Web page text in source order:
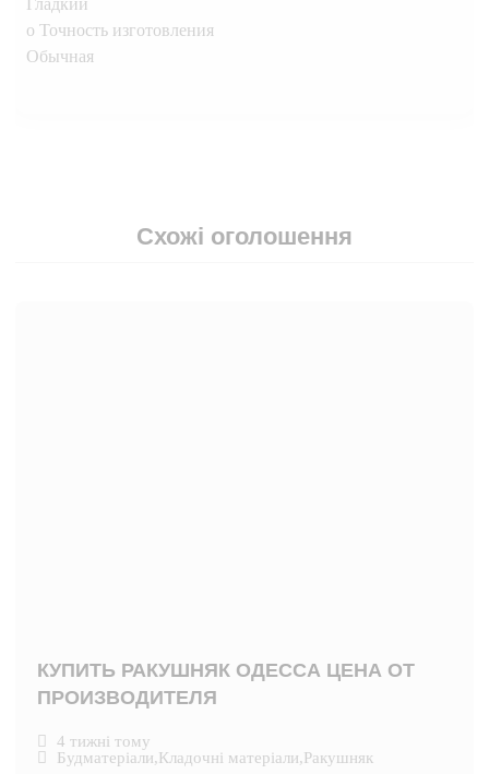
Гладкий
o Точность изготовления
Обычная
Схожі оголошення
КУПИТЬ РАКУШНЯК ОДЕССА ЦЕНА ОТ
ПРОИЗВОДИТЕЛЯ
4 тижні тому
Будматеріали,Кладочні матеріали,Ракушняк